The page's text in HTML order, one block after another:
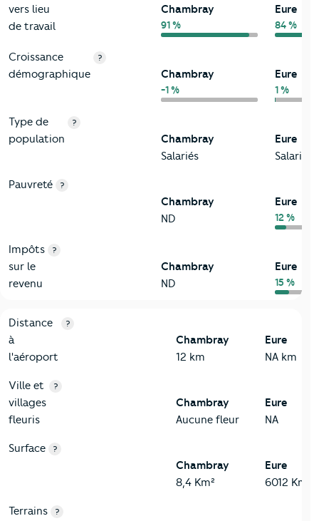
vers lieu
de travail
Chambray
91 %
Eure
84 %
Croissance
démographique
?
Chambray
-1 %
Eure
1 %
Type de
population
?
Chambray
Salariés
Eure
Salariés
Pauvreté ?
Chambray
ND
Eure
12 %
Impôts
sur le
revenu
?
Chambray
ND
Eure
15 %
3-Environnement
Critères Chambray
Distance
à
l'aéroport
?
Chambray
12 km
Eure
NA km
Ville et
villages
fleuris
?
Chambray
Aucune fleur
Eure
NA
Surface ?
Chambray
8,4 Km²
Eure
6012 Km²
Terrains
?